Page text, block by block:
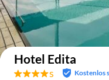
Hotel Edita
s Kostenlos